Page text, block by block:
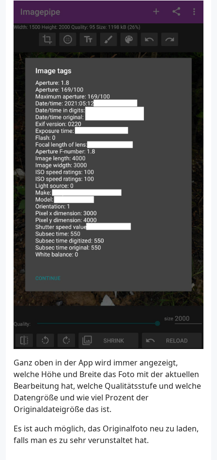
Ganz oben in der App wird immer angezeigt,
welche Höhe und Breite das Foto mit der aktuellen
Bearbeitung hat, welche Qualitätsstufe und welche
Datengröße und wie viel Prozent der
Originaldateigröße das ist.
Es ist auch möglich, das Originalfoto neu zu laden,
falls man es zu sehr verunstaltet hat.